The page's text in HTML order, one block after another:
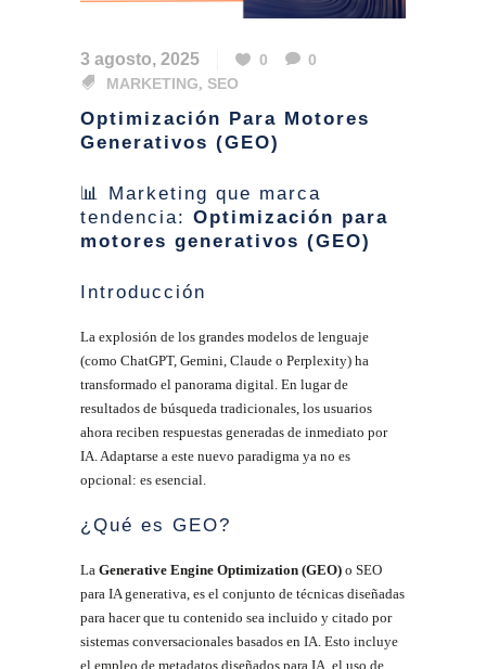
3 agosto, 2025 0
0
MARKETING, SEO
Optimización Para Motores
Generativos (GEO)
📊 Marketing que marca
tendencia: Optimización para
motores generativos (GEO)
Introducción
La explosión de los grandes modelos de lenguaje
(como ChatGPT, Gemini, Claude o Perplexity) ha
transformado el panorama digital. En lugar de
resultados de búsqueda tradicionales, los usuarios
ahora reciben respuestas generadas de inmediato por
IA. Adaptarse a este nuevo paradigma ya no es
opcional: es esencial.
¿Qué es GEO?
La Generative Engine Optimization (GEO) o SEO
para IA generativa, es el conjunto de técnicas diseñadas
para hacer que tu contenido sea incluido y citado por
sistemas conversacionales basados en IA Esto incluye
el empleo de metadatos diseñados para IA, el uso de